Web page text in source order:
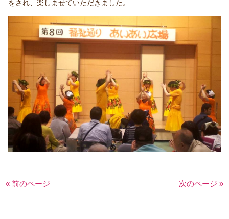
をされ、楽しませていただきました。
« 前のページ 次のページ »